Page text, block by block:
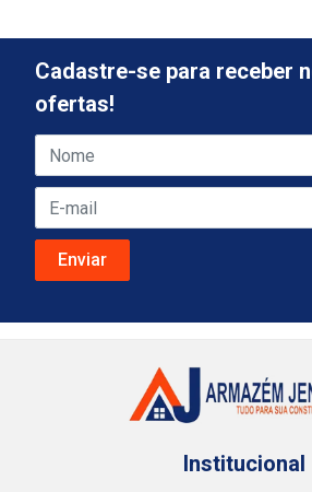
Cadastre-se para receber
ofertas!
Institucional